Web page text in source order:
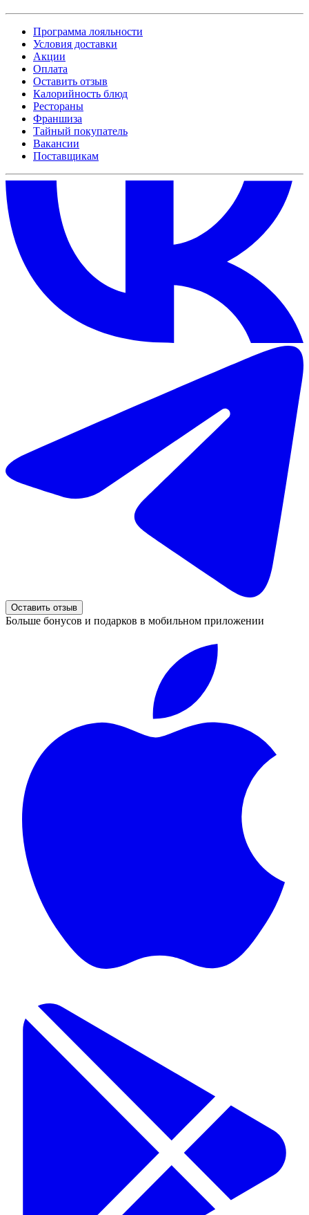
Программа лояльности
Условия доставки
Акции
Оплата
Оставить отзыв
Калорийность блюд
Рестораны
Франшиза
Тайный покупатель
Вакансии
Поставщикам
Оставить отзыв
Больше бонусов и подарков в мобильном приложении